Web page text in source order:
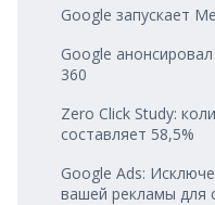
Google запускает
Google
360
Zero Click Study:
составляет 58,5%
Google Ads:
вашей рекламы для